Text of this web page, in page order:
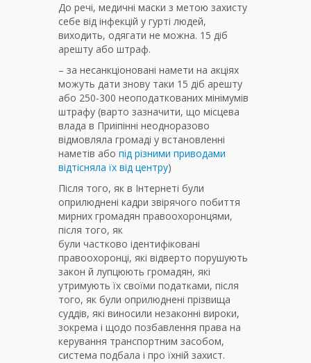
До речі, медичні маски з метою захисту
себе від інфекцій у гурті людей,
виходить, одягати не можна. 15 діб
арешту або штраф.
– за несанкціоновані намети на акціях
можуть дати знову таки 15 діб арешту
або 250-300 неоподаткованих мінімумів
штрафу (варто зазначити, що місцева
влада в Приіпінні неодноразово
відмовляла громаді у встановленні
наметів або під різними приводами
відтісняла їх від центру)
Після того, як в Інтернеті були
оприлюднені кадри звірячого побиття
мирних громадян правоохоронцями,
після того, як
були частково ідентифіковані
правоохоронці, які відверто порушують
закон й лупцюють громадян, які
утримують їх своїми податками, після
того, як були оприлюднені прізвища
суддів, які виносили незаконні вироки,
зокрема і щодо позбавлення права на
керування транспортним засобом,
система подбала і про їхній захист.